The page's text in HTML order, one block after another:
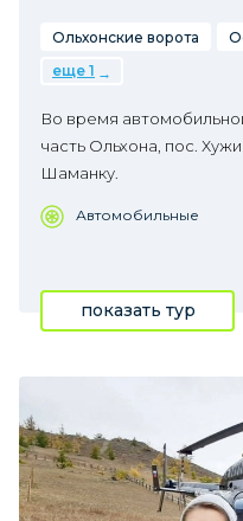
Ольхонские ворота
еще 1
Во время
часть Ольхона, пос.
Шаманку.
Автомобильные
показать тур